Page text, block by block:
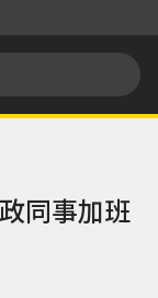
同事加班